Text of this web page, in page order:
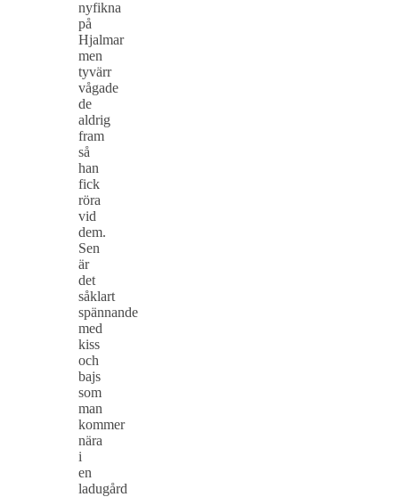
nyfikna
på
Hjalmar
men
tyvärr
vågade
de
aldrig
fram
så
han
fick
röra
vid
dem.
Sen
är
det
såklart
spännande
med
kiss
och
bajs
som
man
kommer
nära
i
en
ladugård